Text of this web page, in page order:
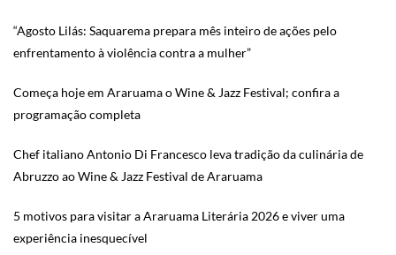
“Agosto Lilás: Saquarema prepara mês inteiro de ações pelo
enfrentamento à violência contra a mulher”
Começa hoje em Araruama o Wine & Jazz Festival; confira a
programação completa
Chef italiano Antonio Di Francesco leva tradição da culinária de
Abruzzo ao Wine & Jazz Festival de Araruama
5 motivos para visitar a Araruama Literária 2026 e viver uma
experiência inesquecível